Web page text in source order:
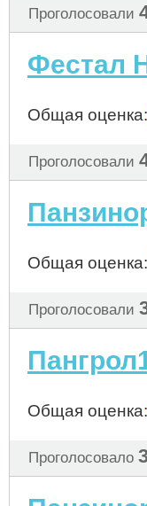
Проголосовали
Фестал
Общая оценка:
Проголосовали
Общая оценка:
Проголосовали
Общая оценка:
Проголосовало